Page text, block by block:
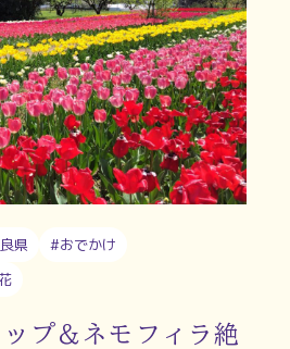
県
#おでかけ
プ＆ネモフィラ絶